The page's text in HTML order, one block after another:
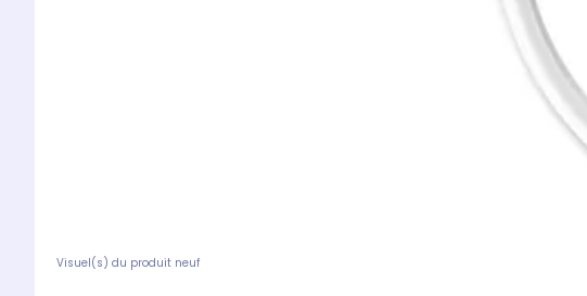
Visuel(s) du produit neuf